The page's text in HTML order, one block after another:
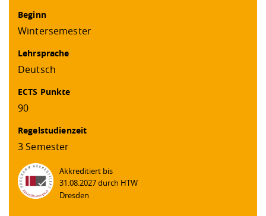
Beginn
Wintersemester
Akkreditiert bis
31.08.2027 durch HTW
Dresden
Lehrsprache
Deutsch
ECTS Punkte
90
Regelstudienzeit
3 Semester